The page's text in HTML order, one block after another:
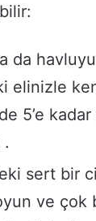
da havluyu
elinizle
5’e kadar
.
sert bir
ve çok